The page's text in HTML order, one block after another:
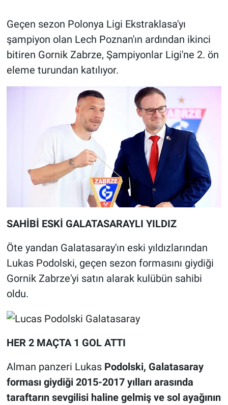
Geçen sezon Polonya Ligi Ekstraklasa'yı
şampiyon olan Lech Poznan'ın ardından ikinci
bitiren Gornik Zabrze, Şampiyonlar Ligi'ne 2. ön
eleme turundan katılıyor.
SAHİBİ ESKİ GALATASARAYLI YILDIZ
Öte yandan Galatasaray'ın eski yıldızlarından
Lukas Podolski, geçen sezon formasını giydiği
Gornik Zabrze'yi satın alarak kulübün sahibi
oldu.
HER 2 MAÇTA 1 GOL ATTI
Alman panzeri Lukas Podolski, Galatasaray
forması giydiği 2015-2017 yılları arasında
taraftarın sevgilisi haline gelmiş ve sol ayağının